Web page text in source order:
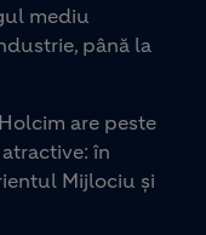
mediu
până la
are peste
în
Mijlociu și